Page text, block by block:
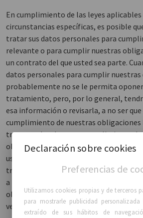
En cumplimiento de las leyes
circunstancias específicas, es posible
tratar sus datos personales para
relevante o para cumplir nuestras
un contrato del que usted sea parte.
datos personales para cumplir
probablemente no se le permita
tratamiento, pero, por lo general,
esa información o revisarla, a no ser
cumplimiento de nuestras obligaciones
tratemos los datos en cumplimiento de
obligaciones contractuales derivadas de
usted sea parte, es posible que no pueda
tratamiento, o si decide retirar su
a nuestro tratamiento, nuestra
obligación contractual que hemos
verse afectada.
Declaración sobre cookies
Preferencias de
Utilizamos cookies propias y de terceros
para mostrarle publicidad
extraído de sus hábitos de